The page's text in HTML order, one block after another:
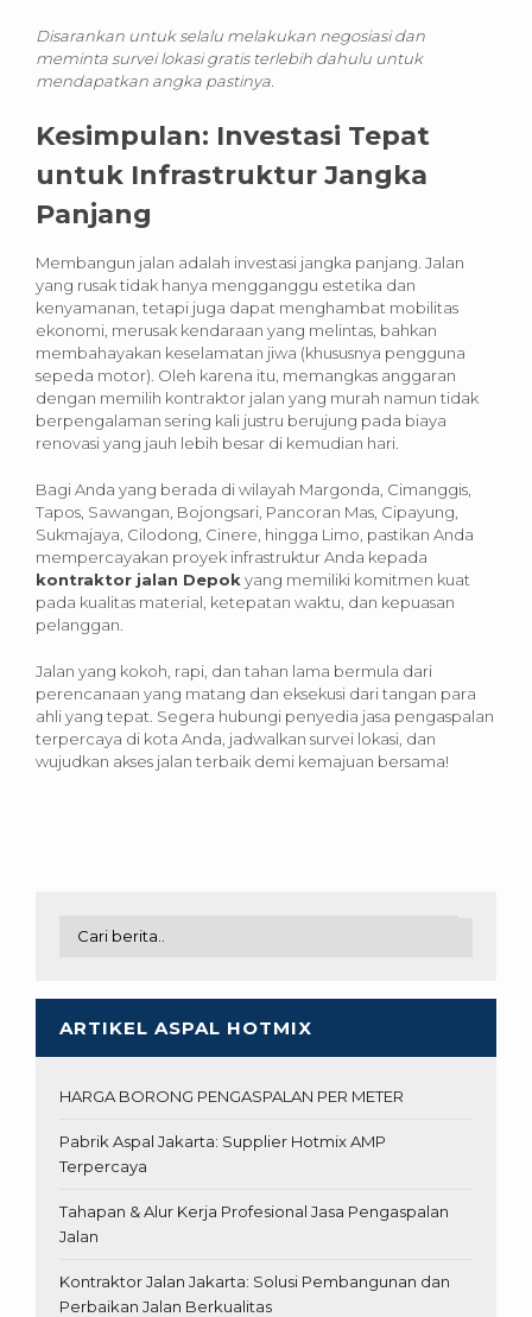
Disarankan untuk selalu melakukan negosiasi dan
meminta survei lokasi gratis terlebih dahulu untuk
mendapatkan angka pastinya.
Kesimpulan: Investasi Tepat
untuk Infrastruktur Jangka
Panjang
Membangun jalan adalah investasi jangka panjang. Jalan
yang rusak tidak hanya mengganggu estetika dan
kenyamanan, tetapi juga dapat menghambat mobilitas
ekonomi, merusak kendaraan yang melintas, bahkan
membahayakan keselamatan jiwa (khususnya pengguna
sepeda motor). Oleh karena itu, memangkas anggaran
dengan memilih kontraktor jalan yang murah namun tidak
berpengalaman sering kali justru berujung pada biaya
renovasi yang jauh lebih besar di kemudian hari.
Bagi Anda yang berada di wilayah Margonda, Cimanggis,
Tapos, Sawangan, Bojongsari, Pancoran Mas, Cipayung,
Sukmajaya, Cilodong, Cinere, hingga Limo, pastikan Anda
mempercayakan proyek infrastruktur Anda kepada
kontraktor jalan Depok yang memiliki komitmen kuat
pada kualitas material, ketepatan waktu, dan kepuasan
pelanggan.
Jalan yang kokoh, rapi, dan tahan lama bermula dari
perencanaan yang matang dan eksekusi dari tangan para
ahli yang tepat. Segera hubungi penyedia jasa pengaspalan
terpercaya di kota Anda, jadwalkan survei lokasi, dan
wujudkan akses jalan terbaik demi kemajuan bersama!
ARTIKEL ASPAL HOTMIX
HARGA BORONG PENGASPALAN PER METER
Pabrik Aspal Jakarta: Supplier Hotmix AMP
Terpercaya
Tahapan & Alur Kerja Profesional Jasa Pengaspalan
Jalan
Kontraktor Jalan Jakarta: Solusi Pembangunan dan
Perbaikan Jalan Berkualitas